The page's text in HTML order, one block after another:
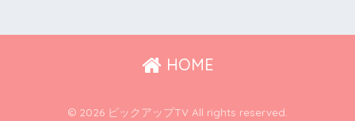
HOME
© 2026 ピックアップTV All rights reserved.